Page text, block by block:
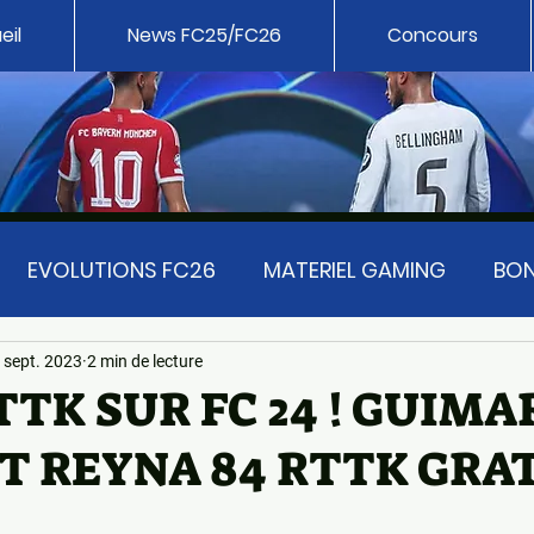
News FC25/FC26 Concours
EVOLUTIONS FC26 MATERIEL GAMING
FC 25 EA SPORT FC 24
FC 26 UNIVERSE EA SPORTS FC
SUR FC 24 !
REYNA 84 RTTK
sept. 2023 2 min de lecture